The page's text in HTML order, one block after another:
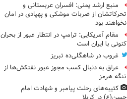
منبع ارشد یمنی: افسران عربستانی و
تحرکاتشان از ضربات موشکی و پهپادی در امان
نخواهند بود
مقام آمریکایی: ترامپ در انتظار عبور از بحران
کنونی با ایران است
غروب در شاهگلی‌ده تبریز
عراق به دنبال کسب مجوز عبور نفتکش‌ها از
تنگه هرمز
کتیبه‌های رحلت پیامبر و شهادت امام